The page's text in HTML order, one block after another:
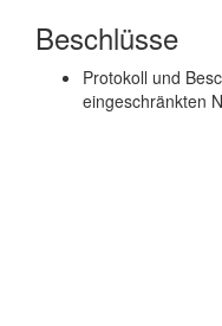
Beschlüsse
Protokoll und
eingeschränkten